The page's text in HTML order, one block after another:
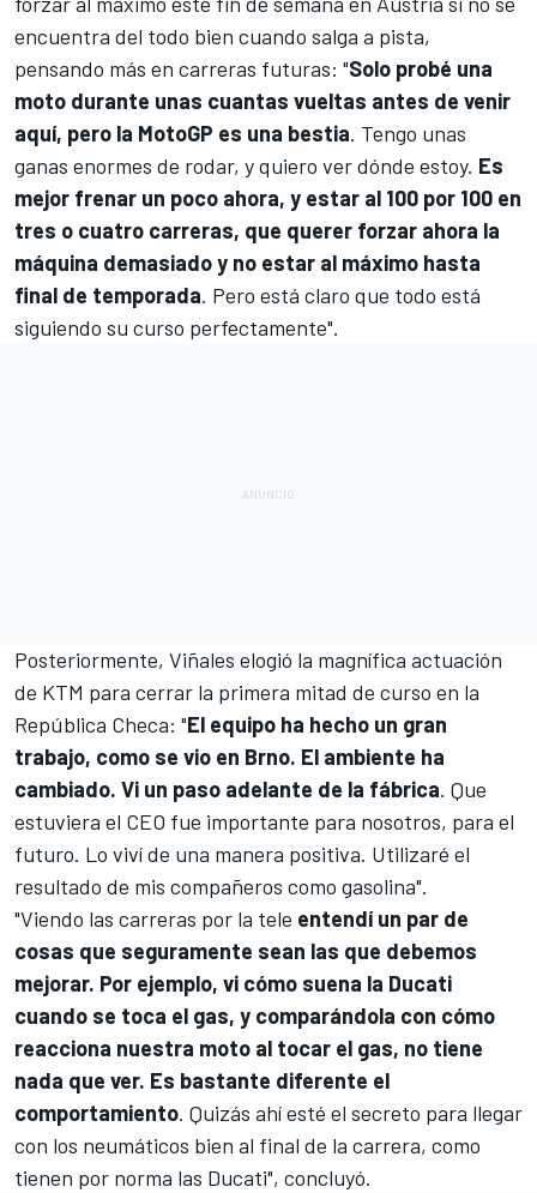
encuentra del todo bien cuando salga a pista,
pensando más en carreras futuras: "Solo probé una
moto durante unas cuantas vueltas antes de venir
aquí, pero la MotoGP es una bestia. Tengo unas
ganas enormes de rodar, y quiero ver dónde estoy. Es
mejor frenar un poco ahora, y estar al 100 por 100 en
tres o cuatro carreras, que querer forzar ahora la
máquina demasiado y no estar al máximo hasta
final de temporada. Pero está claro que todo está
siguiendo su curso perfectamente".
Posteriormente, Viñales elogió la magnífica actuación
de KTM para cerrar la primera mitad de curso en la
República Checa: "El equipo ha hecho un gran
trabajo, como se vio en Brno. El ambiente ha
cambiado. Vi un paso adelante de la fábrica. Que
estuviera el CEO fue importante para nosotros, para el
futuro. Lo viví de una manera positiva. Utilizaré el
resultado de mis compañeros como gasolina".
"Viendo las carreras por la tele entendí un par de
cosas que seguramente sean las que debemos
mejorar. Por ejemplo, vi cómo suena la Ducati
cuando se toca el gas, y comparándola con cómo
reacciona nuestra moto al tocar el gas, no tiene
nada que ver. Es bastante diferente el
comportamiento. Quizás ahí esté el secreto para llegar
con los neumáticos bien al final de la carrera, como
tienen por norma las Ducati", concluyó.